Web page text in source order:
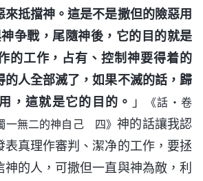
來抵擋神。這是不是撒但的險惡用
争戰，尾隨神後，它的目的就是
的工作，占有、控制神要得着的
的人全部滅了，如果不滅的話，歸
，這就是它的目的。 」
《話・卷
一無二的神自己 四》神的話讓我認
表真理作審判、潔净的工作，要拯
的人，可撒但一直與神為敵，利